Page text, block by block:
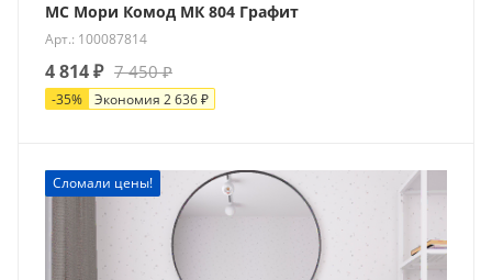
МС Мори Комод МК 804 Графит
Арт.: 100087814
4 814₽ 7 450₽
-35% Экономия 2 636₽
Новинка
Сломали цены!